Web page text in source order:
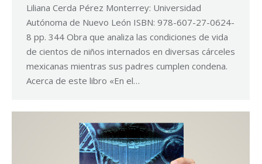
Liliana Cerda Pérez Monterrey: Universidad
Autónoma de Nuevo León ISBN: 978-607-27-0624-
8 pp. 344 Obra que analiza las condiciones de vida
de cientos de niños internados en diversas cárceles
mexicanas mientras sus padres cumplen condena.
Acerca de este libro «En el…